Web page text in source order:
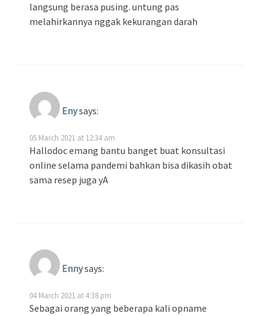
langsung berasa pusing. untung pas
melahirkannya nggak kekurangan darah
Enysays:
05 March 2021 at 12:34 am
Hallodoc emang bantu banget buat konsultasi
online selama pandemi bahkan bisa dikasih obat
sama resep juga yA
Ennysays:
04 March 2021 at 4:38 pm
Sebagai orang yang beberapa kali opname